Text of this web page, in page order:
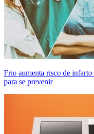
Frio aumenta risco de
para se prevenir